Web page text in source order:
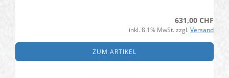
631,00 CHF
inkl. 8.1% MwSt. zzgl. Versand
ZUM ARTIKEL